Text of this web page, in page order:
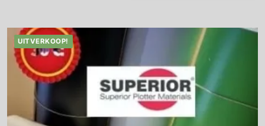
UITVERKOOP!